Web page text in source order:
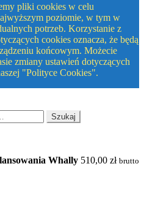
pliki cookies w celu
poziomie, w tym w
potrzeb. Korzystanie z
cookies oznacza, że będą
końcowym. Możecie
zmiany ustawień dotyczących
"Polityce Cookies".
Szukaj
Whally 510,00 zł brutto